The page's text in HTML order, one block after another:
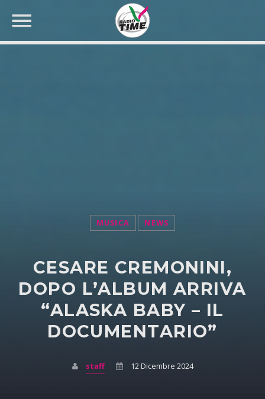
MUSICA NEWS
CESARE CREMONINI,
DOPO L’ALBUM ARRIVA
“ALASKA BABY – IL
DOCUMENTARIO”
staff 12 Dicembre 2024